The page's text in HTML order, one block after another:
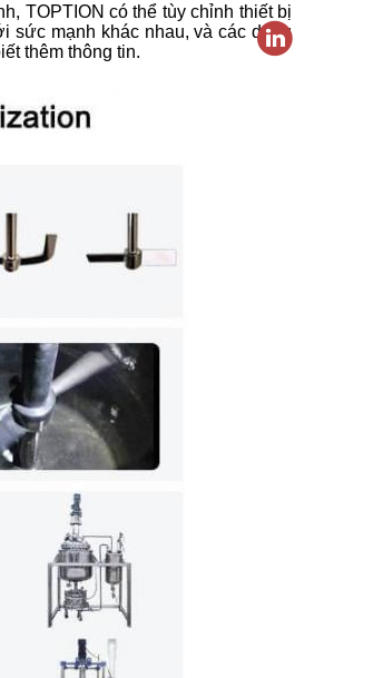
TOPTION có thể tùy chỉnh thiết bị
sức mạnh khác nhau, và các dụng
thêm thông tin.